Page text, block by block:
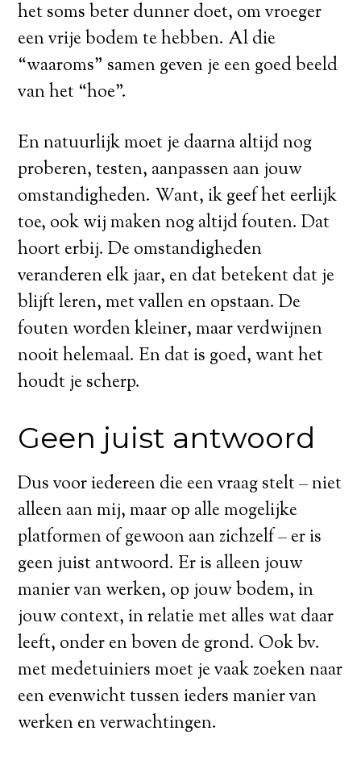
het soms beter dunner doet, om vroeger
een vrije bodem te hebben. Al die
“waaroms” samen geven je een goed beeld
van het “hoe”.
En natuurlijk moet je daarna altijd nog
proberen, testen, aanpassen aan jouw
omstandigheden. Want, ik geef het eerlijk
toe, ook wij maken nog altijd fouten. Dat
hoort erbij. De omstandigheden
veranderen elk jaar, en dat betekent dat je
blijft leren, met vallen en opstaan. De
fouten worden kleiner, maar verdwijnen
nooit helemaal. En dat is goed, want het
houdt je scherp.
Geen juist antwoord
Dus voor iedereen die een vraag stelt – niet
alleen aan mij, maar op alle mogelijke
platformen of gewoon aan zichzelf – er is
geen juist antwoord. Er is alleen jouw
manier van werken, op jouw bodem, in
jouw context, in relatie met alles wat daar
leeft, onder en boven de grond. Ook bv.
met medetuiniers moet je vaak zoeken naar
een evenwicht tussen ieders manier van
werken en verwachtingen.